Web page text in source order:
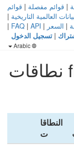
| قوائم مفصلة | قوائم
العالمية التاريخية |
| السعر |
FAQ | API
|
| تسجيل الدخول
النطاقا
ت